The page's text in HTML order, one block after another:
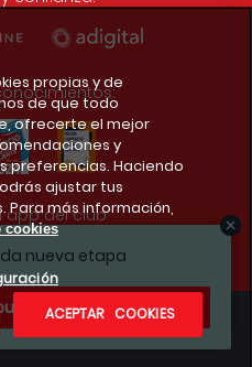
nueva etapa
app del club
propias y de
de que todo
ofrecerte el mejor
y
preferencias. Haciendo
ajustar tus
más información,
cookies
ACEPTAR COOKIES